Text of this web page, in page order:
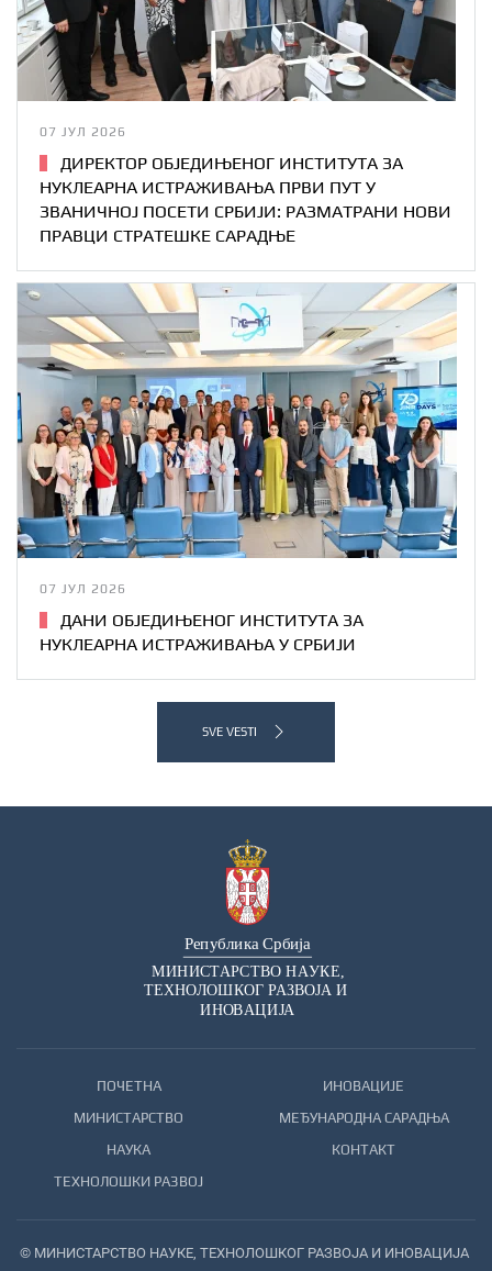
07 ЈУЛ 2026
ДИРЕКТОР ОБЈЕДИЊЕНОГ ИНСТИТУТА ЗА
НУКЛЕАРНА ИСТРАЖИВАЊА ПРВИ ПУТ У
ЗВАНИЧНОЈ ПОСЕТИ СРБИЈИ: РАЗМАТРАНИ НОВИ
ПРАВЦИ СТРАТЕШКЕ САРАДЊЕ
07 ЈУЛ 2026
ДАНИ ОБЈЕДИЊЕНОГ ИНСТИТУТА ЗА
НУКЛЕАРНА ИСТРАЖИВАЊА У СРБИЈИ
SVE VESTI
ПОЧЕТНА
МИНИСТАРСТВО
НАУКА
ТЕХНОЛОШКИ РАЗВОЈ
ИНОВАЦИЈЕ
МЕЂУНАРОДНА САРАДЊА
КОНТАКТ
© МИНИСТАРСТВО НАУКЕ, ТЕХНОЛОШКОГ РАЗВОЈА И ИНОВАЦИЈА